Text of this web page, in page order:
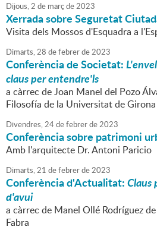
Dijous,2 de marçde2023
Xerrada sobre Seguretat
Visita dels Mossos d'Esquadra a
Dimarts,28 defebrerde2023
Conferència de Societat:
claus per entendre'ls
a càrrec de Joan Manel del Pozo
Filosofía de la Universitat de Girona
Divendres,24defebrerde2023
Conferència sobre patrimoni
Amb l'arquitecte Dr. Antoni Paricio
Dimarts,21 defebrerde2023
Conferència d'Actualitat:Claus
d'avui
a càrrec de Manel Ollé Rodríguez
Fabra